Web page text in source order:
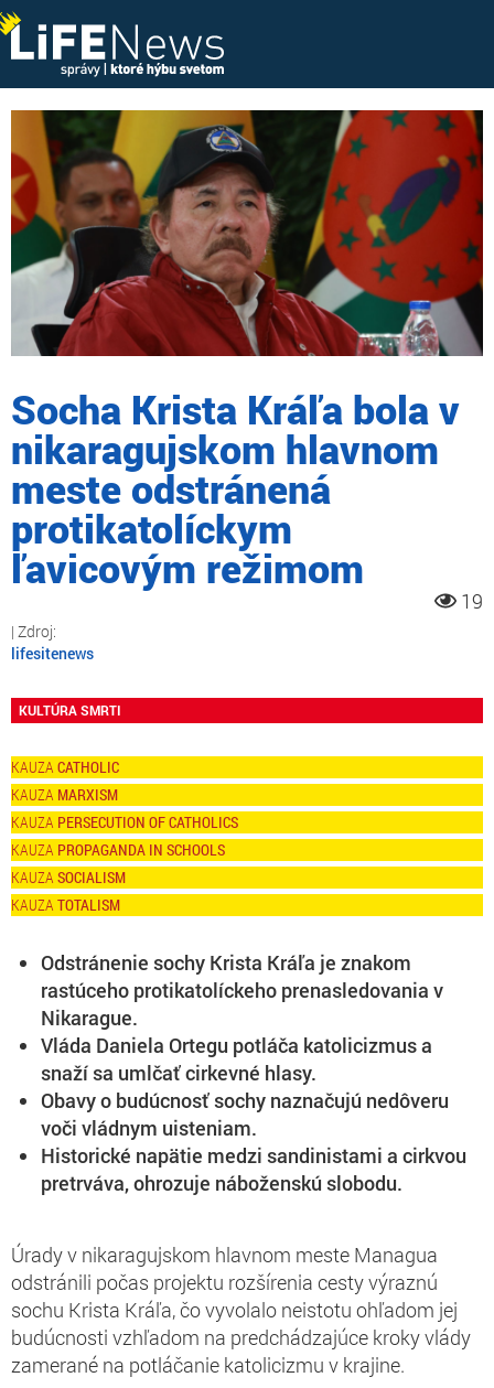
Socha Krista Kráľa bola v
nikaragujskom hlavnom
meste odstránená
protikatolíckym
ľavicovým režimom
19
lifesitenews
KULTÚRA SMRTI
CATHOLIC
MARXISM
PERSECUTION OF CATHOLICS
PROPAGANDA IN SCHOOLS
SOCIALISM
TOTALISM
Odstránenie sochy Krista Kráľa je znakom
rastúceho protikatolíckeho prenasledovania v
Nikarague.
Vláda Daniela Ortegu potláča katolicizmus a
snaží sa umlčať cirkevné hlasy.
Obavy o budúcnosť sochy naznačujú nedôveru
voči vládnym uisteniam.
Historické napätie medzi sandinistami a cirkvou
pretrváva, ohrozuje náboženskú slobodu.
Úrady v nikaragujskom hlavnom meste Managua
odstránili počas projektu rozšírenia cesty výraznú
sochu Krista Kráľa, čo vyvolalo neistotu ohľadom jej
budúcnosti vzhľadom na predchádzajúce kroky vlády
zamerané na potláčanie katolicizmu v krajine.